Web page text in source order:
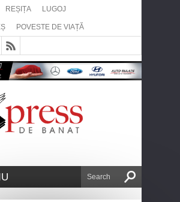
REȘIȚA LUGOJ
POVESTE DE VIAȚĂ